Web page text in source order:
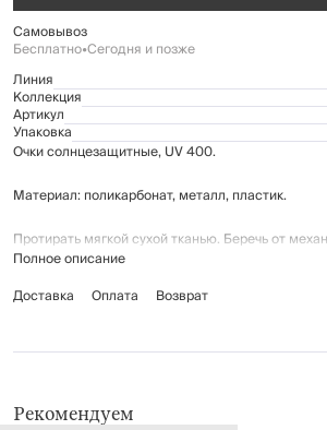
Самовывоз
Бесплатно•Сегодня и позже
Линия
Коллекция
Артикул
Упаковка
Очки солнцезащитные, UV 400.
Материал: поликарбонат, металл, пластик.
Протирать мягкой сухой тканью. Беречь от
Полное описание
Доставка
Оплата Возврат
Рекомендуем